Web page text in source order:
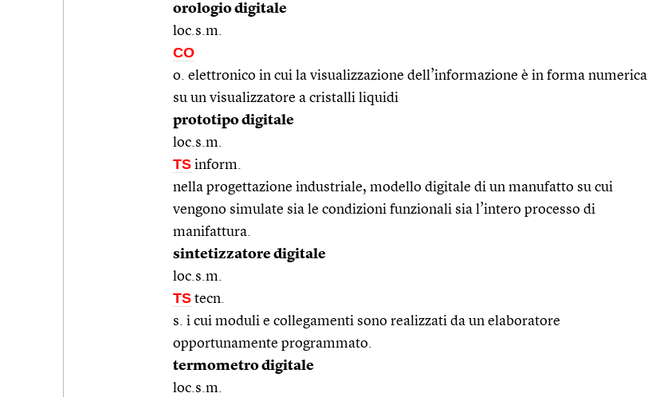
orologio digitale
loc.s.m.
CO
o. elettronico in cui la visualizzazione dell’informazione è in forma numerica
su un visualizzatore a cristalli liquidi
prototipo digitale
loc.s.m.
TS inform.
nella progettazione industriale, modello digitale di un manufatto su cui
vengono simulate sia le condizioni funzionali sia l’intero processo di
manifattura.
sintetizzatore digitale
loc.s.m.
TS tecn.
s. i cui moduli e collegamenti sono realizzati da un elaboratore
opportunamente programmato.
termometro digitale
loc.s.m.